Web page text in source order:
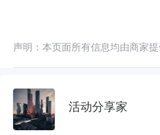
声明：本页面所有信息均由商家
活动分享家